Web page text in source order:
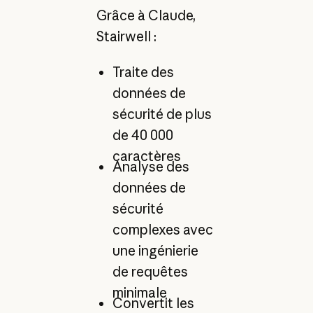
Grâce à Claude,
Stairwell :
Traite des
données de
sécurité de plus
de 40 000
caractères
Analyse des
données de
sécurité
complexes avec
une ingénierie
de requêtes
minimale
Convertit les